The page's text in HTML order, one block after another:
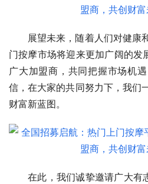
展望未来，随着人们对健康
门按摩市场将迎来更加广阔的发
广大加盟商，共同把握市场机
信，在大家的共同努力下，我们
财富新蓝图。
在此，我们诚挚邀请广大有